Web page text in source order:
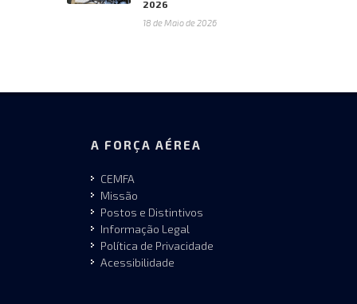
2026
18 de Maio de 2026
A FORÇA AÉREA
CEMFA
Missão
Postos e Distintivos
Informação Legal
Política de Privacidade
Acessibilidade